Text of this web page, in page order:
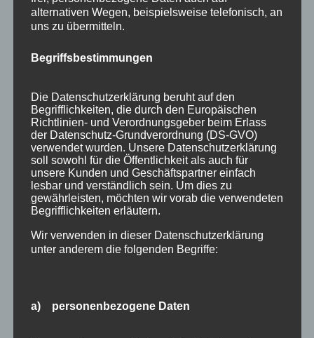
Als„Älplerletze“bezeichnet man den letzten
ist bereits wieder im Tal und die Hirten und
Arbeit getan, gibt es das letzte Essen auf der
Alp für den laufenden Sommer, danach
verlässt der Hirte seine Alpe bis zum nächsten
Jahr.
Das eindrucksvolle Fest beginnt um 11:00 Uhr
mit einer feierlichen Bergmesse, musikalisch
umrahmt von ca. 50 Alphornbläsern.
Anschließend verteilen sich die einzelnen
mit allen Alphornbläsern sowie die traditionelle
alternativen Wegen, beispielsweise telefonisch, an
uns zu übermitteln.
Begriffsbestimmungen
Die Datenschutzerklärung beruht auf den
Begrifflichkeiten, die durch den Europäischen
Richtlinien- und Verordnungsgeber beim Erlass
der Datenschutz-Grundverordnung (DS-GVO)
verwendet wurden. Unsere Datenschutzerklärung
soll sowohl für die Öffentlichkeit als auch für
unsere Kunden und Geschäftspartner einfach
lesbar und verständlich sein. Um dies zu
gewährleisten, möchten wir vorab die verwendeten
Begrifflichkeiten erläutern.
Wir verwenden in dieser Datenschutzerklärung
unter anderem die folgenden Begriffe:
a) personenbezogene Daten